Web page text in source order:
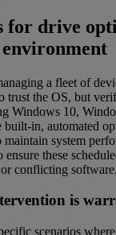
for drive
a fleet of
trust the OS, but
Windows 10,
built-in, automated
system
these
conflicting software.
is
scenarios